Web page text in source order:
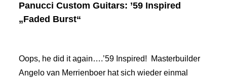
Panucci Custom Guitars: ’59 Inspired
„Faded Burst“
Oops, he did it again….’59 Inspired! Masterbuilder
Angelo van Merrienboer hat sich wieder einmal